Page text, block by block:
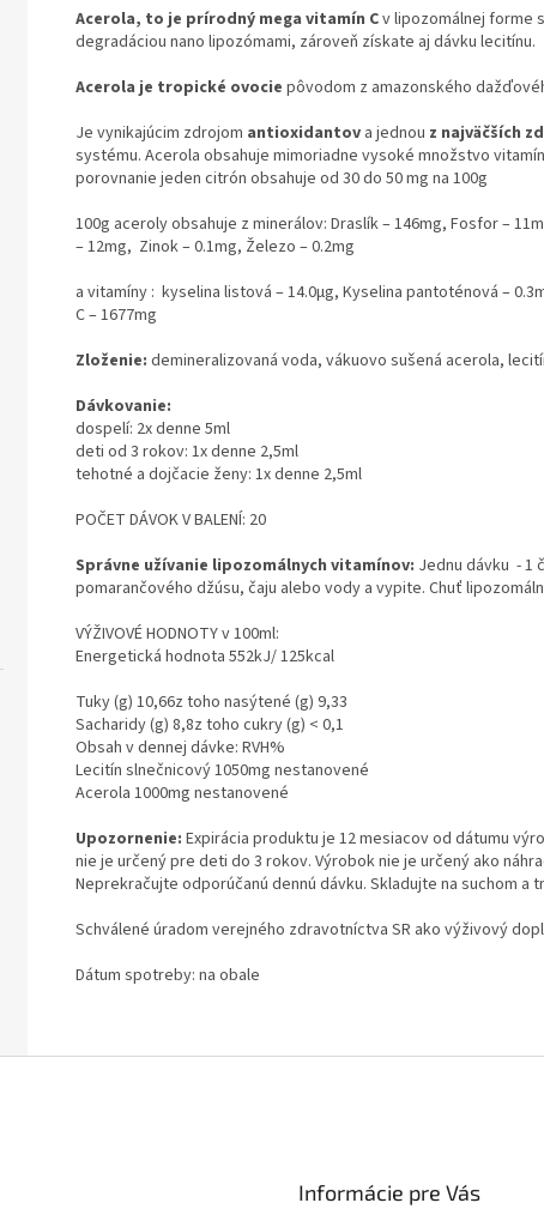
Acerola, to je prírodný mega vitamín Cv lipozomálnej forme
degradáciou nano lipozómami, zároveň získate aj dávku lecitínu.
Acerola je tropické ovocie pôvodom z amazonského
Je vynikajúcim zdrojom antioxidantov a jednou z najväčších
systému. Acerola obsahuje mimoriadne vysoké množstvo
porovnanie jeden citrón obsahuje od 30 do 50 mg na 100g
100g aceroly obsahuje z minerálov: Draslík – 146mg, Fosfor –
– 12mg, Zinok – 0.1mg, Železo – 0.2mg
a vitamíny : kyselina listová – 14.0µg, Kyselina pantoténová –
C – 1677mg
Zloženie: demineralizovaná voda, vákuovo sušená acerola,
Dávkovanie:
dospelí: 2x denne 5ml
deti od 3 rokov: 1x denne 2,5ml
tehotné a dojčacie ženy: 1x denne 2,5ml
POČET DÁVOK V BALENÍ: 20
Správne užívanie lipozomálnych vitamínov: Jednu dávku - 1
pomarančového džúsu, čaju alebo vody a vypite. Chuť
VÝŽIVOVÉ HODNOTY v 100ml:
Energetická hodnota 552kJ/ 125kcal
Tuky (g) 10,66z toho nasýtené (g) 9,33
Sacharidy (g) 8,8z toho cukry (g) < 0,1
Obsah v dennej dávke: RVH%
Lecitín slnečnicový 1050mg nestanovené
Acerola 1000mg nestanovené
Upozornenie: Expirácia produktu je 12 mesiacov od dátumu
nie je určený pre deti do 3 rokov. Výrobok nie je určený ako
Neprekračujte odporúčanú dennú dávku. Skladujte na suchom a
Schválené úradom verejného zdravotníctva SR ako výživový
Dátum spotreby: na obale
Informácie pre Vás